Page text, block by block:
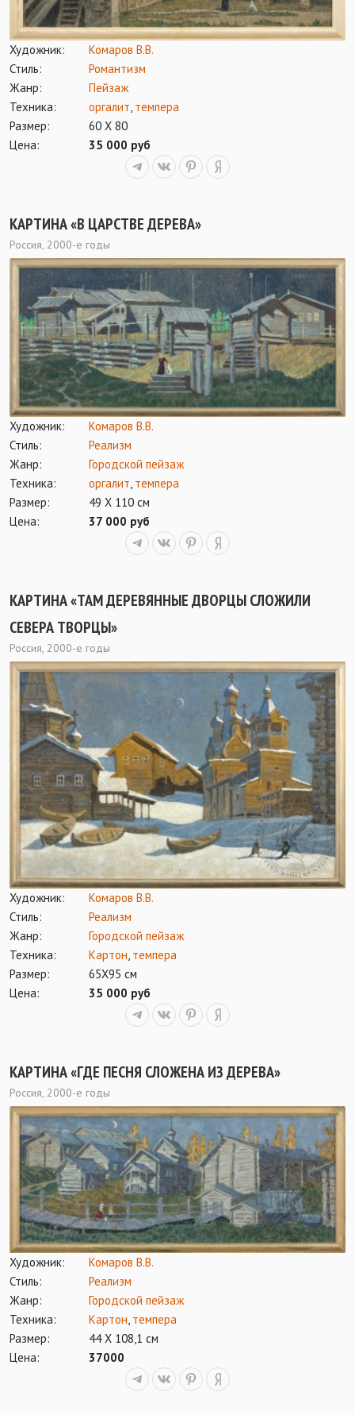
Художник:
Комаров В.В.
Стиль:
Романтизм
Жанр:
Пейзаж
Техника:
оргалит, темпера
Размер:
60 Х 80
Цена:
35 000 руб
КАРТИНА «В ЦАРСТВЕ ДЕРЕВА»
Россия, 2000-е годы
Художник:
Комаров В.В.
Стиль:
Реализм
Жанр:
Городской пейзаж
Техника:
оргалит темпера
Размер:
49 Х 110 см
Цена:
37 000 руб
КАРТИНА «ТАМ ДЕРЕВЯННЫЕ ДВОРЦЫ СЛОЖИЛИ
СЕВЕРА ТВОРЦЫ»
Россия, 2000-е годы
Художник:
Комаров В.В.
Стиль:
Реализм
Жанр:
Городской пейзаж
Техника:
Картон, темпера
Размер:
65Х95 см
Цена:
35 000 руб
КАРТИНА «ГДЕ ПЕСНЯ СЛОЖЕНА ИЗ ДЕРЕВА»
Россия, 2000-е годы
Художник:
Комаров В.В.
Стиль:
Реализм
Жанр:
Городской пейзаж
Техника:
Картон, темпера
Размер:
44 Х 108,1 см
Цена:
37000